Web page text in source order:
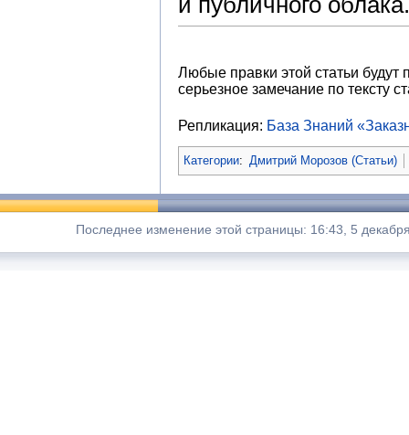
Любые правки этой статьи
серьезное замечание по тексту
Репликация: База Знаний
Категории: Дмитрий Морозов (Статьи)
Последнее изменение этой страницы: 16:43, 5